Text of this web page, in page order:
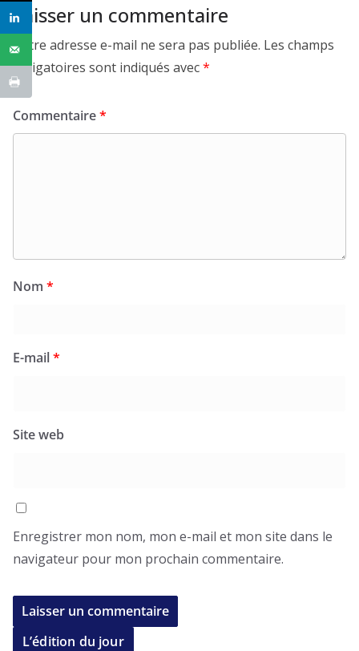
Laisser un commentaire
Votre adresse e-mail ne sera pas publiée. Les champs
obligatoires sont indiqués avec*
Commentaire*
Nom *
E-mail*
Site web
Enregistrer mon nom, mon e-mail et mon site dans le
navigateur pour mon prochain commentaire.
L’édition du jour